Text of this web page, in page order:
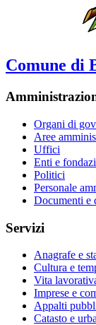
Comune di
Organi di
Aree
Uffici
Enti e
Politici
Personale
Documenti e
Servizi
Anagrafe e
Cultura e
Vita
Imprese e
Appalti
Catasto e